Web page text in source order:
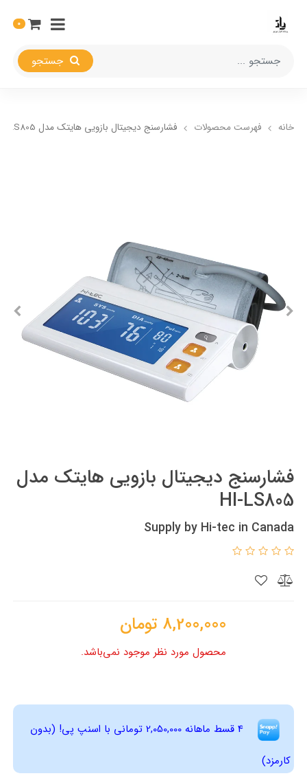
0
خانه فهرست محصولات فشارسنج دیجیتال بازویی هایتک مدل HI-LS805
فشارسنج دیجیتال بازویی هایتک مدل
HI-LS805
Supply by Hi-tec in Canada
8,200,000 تومان
محصول مورد نظر موجود نمی‌باشد.
4 قسط ماهانه 2,050,000 تومانی با اسنپ ‌پی! (بدون
کارمزد)